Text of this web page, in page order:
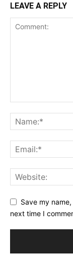
LEAVE A REPLY
Save my
next time I